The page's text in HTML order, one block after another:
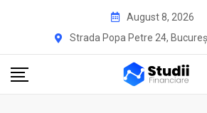
August 8, 2026
Strada Popa Petre 24,